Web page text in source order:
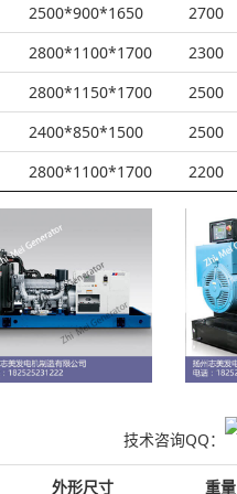
2500*900*1650 2700
2800*1100*1700
2300
2800*1150*1700
2500
2400*850*1500
2500
2800*1100*1700
2200
技术咨询QQ：
外形尺寸 重量